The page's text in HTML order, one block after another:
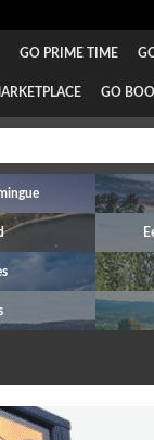
GO PRIME TIME
GO